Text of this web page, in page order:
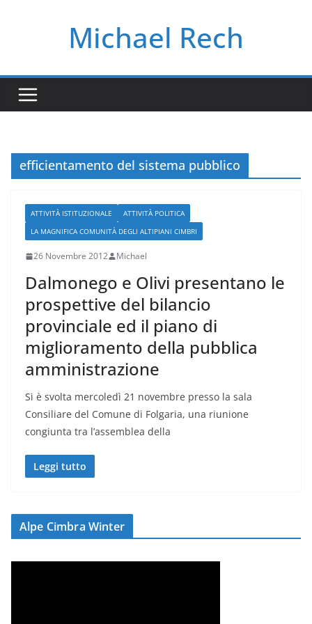
Michael Rech
efficientamento del sistema pubblico
ATTIVITÀ ISTITUZIONALE
ATTIVITÀ POLITICA
LA MAGNIFICA COMUNITÀ DEGLI ALTIPIANI CIMBRI
26 Novembre 2012 Michael
Dalmonego e Olivi presentano le
prospettive del bilancio
provinciale ed il piano di
miglioramento della pubblica
amministrazione
Si è svolta mercoledì 21 novembre presso la sala
Consiliare del Comune di Folgaria, una riunione
congiunta tra l’assemblea della
Leggi tutto
Alpe Cimbra Winter